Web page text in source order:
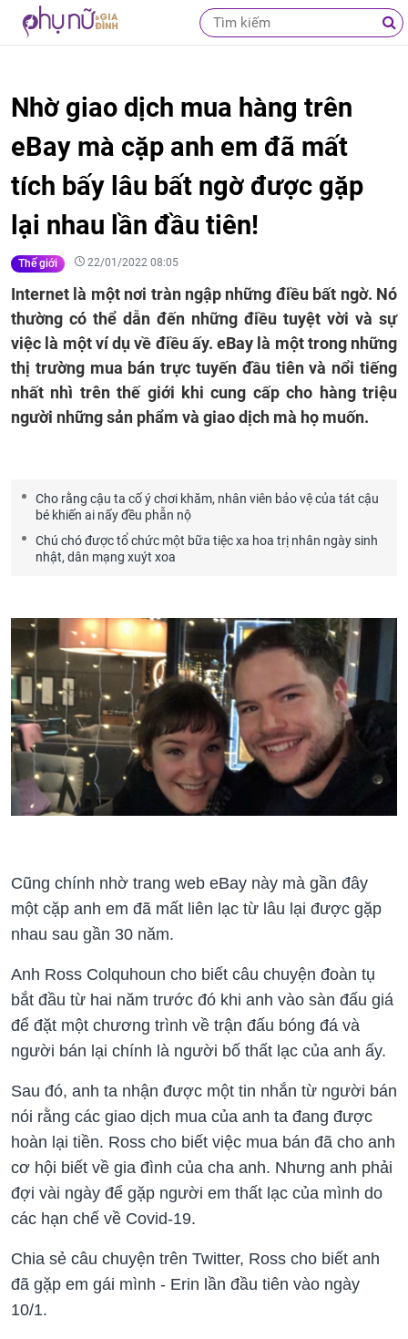
Nhờ giao dịch mua hàng trên
eBay mà cặp anh em đã mất
tích bấy lâu bất ngờ được gặp
lại nhau lần đầu tiên!
Thế giới 22/01/2022 08:05
Internet là một nơi tràn ngập những điều bất ngờ. Nó
thường có thể dẫn đến những điều tuyệt vời và sự
việc là một ví dụ về điều ấy. eBay là một trong những
thị trường mua bán trực tuyến đầu tiên và nổi tiếng
nhất nhì trên thế giới khi cung cấp cho hàng triệu
người những sản phẩm và giao dịch mà họ muốn.
Cho rằng cậu ta cố ý chơi khăm, nhân viên bảo vệ của tát cậu
bé khiến ai nấy đều phẫn nộ
Chú chó được tổ chức một bữa tiệc xa hoa trị nhân ngày sinh
nhật, dân mạng xuýt xoa
Cũng chính nhờ trang web eBay này mà gần đây
một cặp anh em đã mất liên lạc từ ​​lâu lại được gặp
nhau sau gần 30 năm.
Anh Ross Colquhoun cho biết câu chuyện đoàn tụ
bắt đầu từ hai năm trước đó khi anh vào sàn đấu giá
để đặt một chương trình về trận đấu bóng đá và
người bán lại chính là người bố thất lạc của anh ấy.
Sau đó, anh ta nhận được một tin nhắn từ người bán
nói rằng các giao dịch mua của anh ta đang được
hoàn lại tiền. Ross cho biết việc mua bán đã cho anh
cơ hội biết về gia đình của cha anh. Nhưng anh phải
đợi vài ngày để gặp người em thất lạc của mình do
các hạn chế về Covid-19.
Chia sẻ câu chuyện trên Twitter, Ross cho biết anh
đã gặp em gái mình - Erin lần đầu tiên vào ngày
10/1.